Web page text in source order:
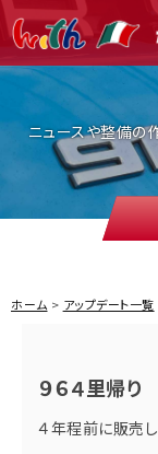
ニュースや整備の
ホーム アップデート一覧
９６４里帰り
４年程前に販売